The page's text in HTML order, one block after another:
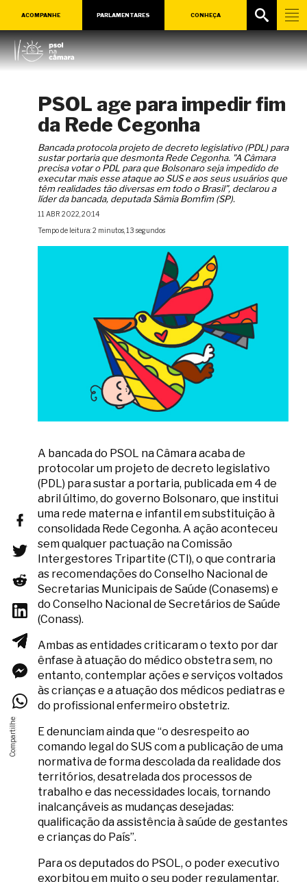
ACOMPANHE PARLAMENTARES CONHEÇA
PSOL age para impedir fim
da Rede Cegonha
Bancada protocola projeto de decreto legislativo (PDL) para
sustar portaria que desmonta Rede Cegonha. "A Câmara
precisa votar o PDL para que Bolsonaro seja impedido de
executar mais esse ataque ao SUS e aos seus usuários que
têm realidades tão diversas em todo o Brasil”, declarou a
líder da bancada, deputada Sâmia Bomfim (SP).
11 ABR 2022, 20:14
Tempo de leitura: 2 minutos, 13 segundos
A bancada do PSOL na Câmara acaba de
protocolar um projeto de decreto legislativo
(PDL) para sustar a portaria, publicada em 4 de
abril último, do governo Bolsonaro, que institui
uma rede materna e infantil em substituição à
consolidada Rede Cegonha. A ação aconteceu
sem qualquer pactuação na Comissão
Intergestores Tripartite (CTI), o que contraria
as recomendações do Conselho Nacional de
Secretarias Municipais de Saúde (Conasems) e
do Conselho Nacional de Secretários de Saúde
(Conass).
Ambas as entidades criticaram o texto por dar
ênfase à atuação do médico obstetra sem, no
entanto, contemplar ações e serviços voltados
às crianças e a atuação dos médicos pediatras e
do profissional enfermeiro obstetriz.
E denunciam ainda que “o desrespeito ao
comando legal do SUS com a publicação de uma
normativa de forma descolada da realidade dos
territórios, desatrelada dos processos de
trabalho e das necessidades locais, tornando
inalcançáveis as mudanças desejadas:
qualificação da assistência à saúde de gestantes
e crianças do País”.
Para os deputados do PSOL, o poder executivo
exorbitou em muito o seu poder regulamentar,